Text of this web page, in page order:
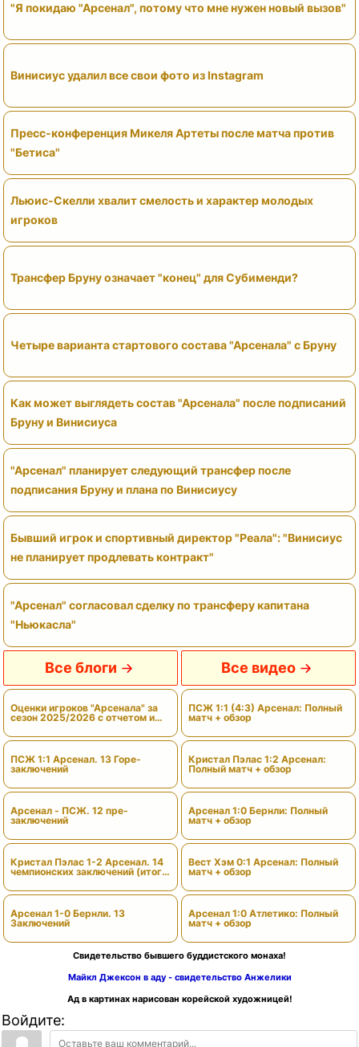
"Я покидаю "Арсенал", потому что мне нужен новый вызов"
Винисиус удалил все свои фото из Instagram
Пресс-конференция Микеля Артеты после матча против
"Бетиса"
Льюис-Скелли хвалит смелость и характер молодых
игроков
Трансфер Бруну означает "конец" для Субименди?
Четыре варианта стартового состава "Арсенала" с Бруну
Как может выглядеть состав "Арсенала" после подписаний
Бруну и Винисиуса
"Арсенал" планирует следующий трансфер после
подписания Бруну и плана по Винисиусу
Бывший игрок и спортивный директор "Реала": "Винисиус
не планирует продлевать контракт"
"Арсенал" согласовал сделку по трансферу капитана
"Ньюкасла"
Все блоги
Оценки игроков "Арсенала" за
сезон 2025/2026 с отчетом и
ПСЖ 1:1 Арсенал. 13 Горе-
заключений
Арсенал - ПСЖ. 12 пре-
заключений
Кристал Пэлас 1-2 Арсенал. 14
чемпионских заключений (итоги
Арсенал 1-0 Бернли. 13
Заключений
Все видео
ПСЖ 1:1 (4:3) Арсенал: Полный
матч + обзор
Кристал Пэлас 1:2 Арсенал:
Полный матч + обзор
Арсенал 1:0 Бернли: Полный
матч + обзор
Вест Хэм 0:1 Арсенал: Полный
матч + обзор
Арсенал 1:0 Атлетико: Полный
матч + обзор
Свидетельство бывшего буддистского монаха!
Майкл Джексон в аду - свидетельство Анжелики
Ад в картинах нарисован корейской художницей!
Войдите: